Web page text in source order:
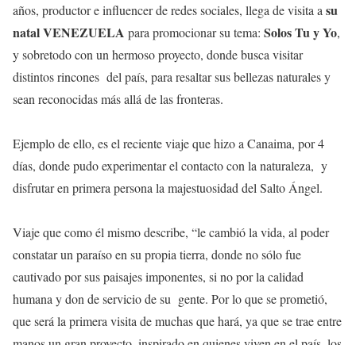
años, productor e influencer de redes sociales, llega de visita a su
natal VENEZUELA para promocionar su tema: Solos Tu y Yo,
y sobretodo con un hermoso proyecto, donde busca visitar
distintos rincones del país, para resaltar sus bellezas naturales y
sean reconocidas más allá de las fronteras.
Ejemplo de ello, es el reciente viaje que hizo a Canaima, por 4
días, donde pudo experimentar el contacto con la naturaleza, y
disfrutar en primera persona la majestuosidad del Salto Ángel.
Viaje que como él mismo describe, “le cambió la vida, al poder
constatar un paraíso en su propia tierra, donde no sólo fue
cautivado por sus paisajes imponentes, si no por la calidad
humana y don de servicio de su gente. Por lo que se prometió,
que será la primera visita de muchas que hará, ya que se trae entre